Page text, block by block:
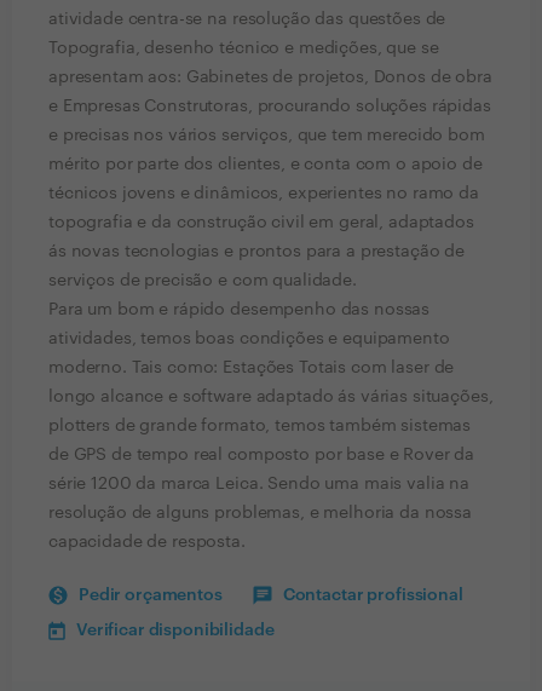
atividade centra-se na resolução das questões de
Topografia, desenho técnico e medições, que se
apresentam aos: Gabinetes de projetos, Donos de obra
e Empresas Construtoras, procurando soluções rápidas
e precisas nos vários serviços, que tem merecido bom
mérito por parte dos clientes, e conta com o apoio de
técnicos jovens e dinâmicos, experientes no ramo da
topografia e da construção civil em geral, adaptados
ás novas tecnologias e prontos para a prestação de
serviços de precisão e com qualidade.
Para um bom e rápido desempenho das nossas
atividades, temos boas condições e equipamento
moderno. Tais como: Estações Totais com laser de
longo alcance e software adaptado ás várias situações,
plotters de grande formato, temos também sistemas
de GPS de tempo real composto por base e Rover da
série 1200 da marca Leica. Sendo uma mais valia na
resolução de alguns problemas, e melhoria da nossa
capacidade de resposta.
Pedir orçamentos Contactar profissional
Verificar disponibilidade